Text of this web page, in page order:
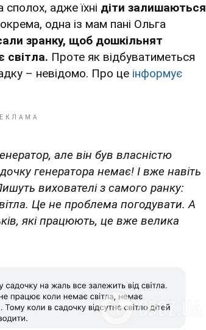
адже їхні діти залишаються
одна із мам пані Ольга
зранку, щоб дошкільнят
світла. Проте як відбуватиметься
– невідомо. Про це інформує
але він був власністю
генератора немає! І вже навіть
вихователі з самого ранку:
Це не проблема погодувати. А
які працюють, це вже велика